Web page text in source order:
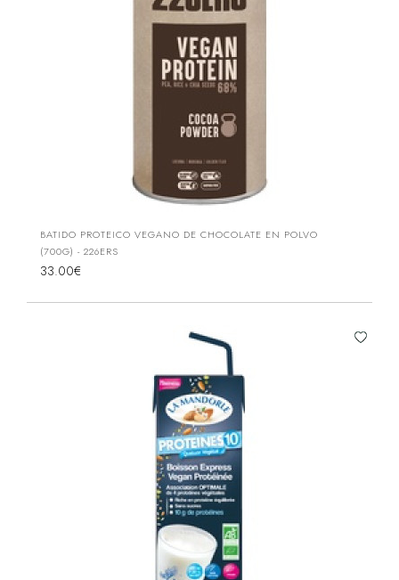
BATIDO PROTEICO VEGANO DE CHOCOLATE EN POLVO
(700G) - 226ERS
33.00€